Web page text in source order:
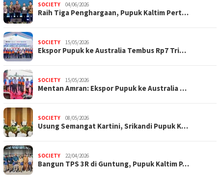
SOCIETY 04/06/2026
Raih Tiga Penghargaan, Pupuk Kaltim Pert…
SOCIETY 15/05/2026
Ekspor Pupuk ke Australia Tembus Rp7 Tri…
SOCIETY 15/05/2026
Mentan Amran: Ekspor Pupuk ke Australia …
SOCIETY 08/05/2026
Usung Semangat Kartini, Srikandi Pupuk K…
SOCIETY 22/04/2026
Bangun TPS 3R di Guntung, Pupuk Kaltim P…